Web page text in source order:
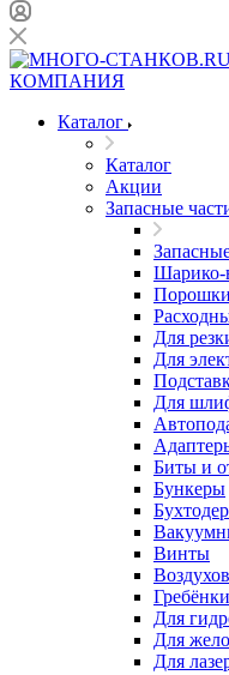
Каталог
Каталог
Акции
Запасные
Шарико-
Порошки
Для
Для
Для
Биты и
Бункеры
Винты
Гребёнки
Для
Для
Для